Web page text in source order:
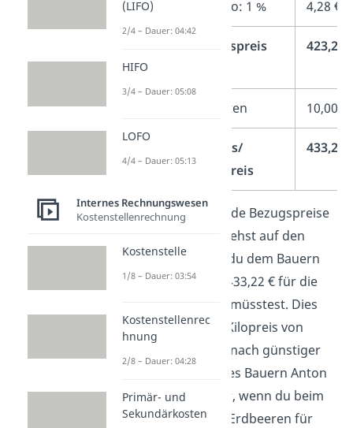
– Lieferskonto: 1 % 4,28 €
Bareinkaufspreis
423,22
Bezugskosten 10,00 €
Bezugspreis/
Einstandspreis
433,22
Nun kannst du beide Bezugspreise
vergleichen und siehst auf den
ersten Blick, dass du dem Bauern
Bernd insgesamt 433,22 € für die
Erdbeeren zahlen müsstest. Dies
entspricht einem Kilopreis von
4,33 € und ist demnach günstiger
als das Angebot des Bauern Anton
(5 €). Du sparst dir, wenn du beim
Bauern Bernd die Erdbeeren für
(LIFO)
2/4 – Dauer: 04:42
HIFO
3/4 – Dauer: 05:08
LOFO
4/4 – Dauer: 05:13
Internes Rechnungswesen
Kostenstellenrechnung
Kostenstelle
1/8 – Dauer: 03:54
Kostenstellenrec
hnung
2/8 – Dauer: 04:28
Primär- und
Sekundärkosten